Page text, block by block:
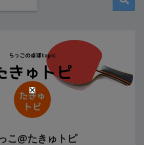
こ@たきゅトピ